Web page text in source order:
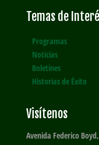
Temas de
Programas
Noticias
Boletines
Historias de Éxito
Visítenos
Avenida Federico Boyd,